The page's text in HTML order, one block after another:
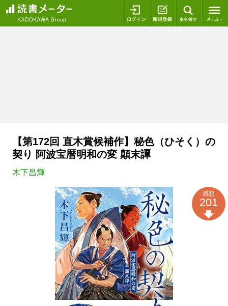
ログイン 新規登録
【第172回 直木賞候補作】秘色（ひそく）の
契り 阿波宝暦明和の変 顛末譚
木下昌輝
感想
201